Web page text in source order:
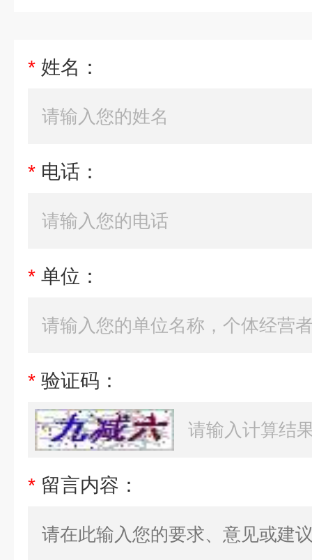
* 姓名：
* 电话：
* 单位：
* 验证码：
* 留言内容：